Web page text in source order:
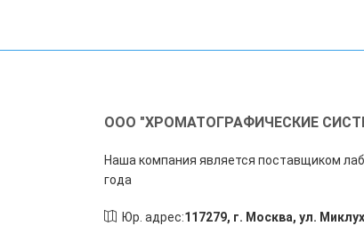
ООО "ХРОМАТОГРАФИЧЕСКИЕ
Наша компания является поставщиком
года
Юр. адрес:117279, г. Москва, ул.